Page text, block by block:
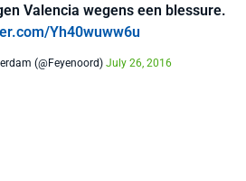
Valencia wegens een blessure.
Yh40wuww6u
(@Feyenoord) July 26, 2016